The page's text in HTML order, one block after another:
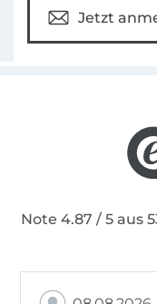
Jetzt
Note 4.87 / 5 aus